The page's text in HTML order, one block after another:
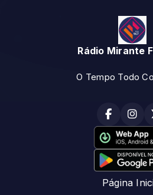
Rádio Mirante
O Tempo Todo
Página